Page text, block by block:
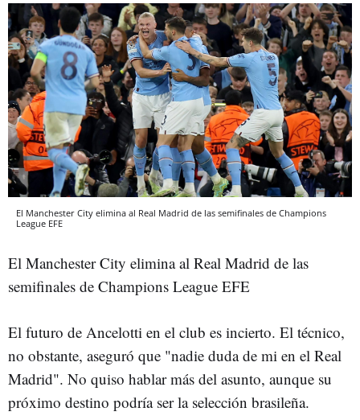
El Manchester City elimina al Real Madrid de las semifinales de Champions
League EFE
El Manchester City elimina al Real Madrid de las
semifinales de Champions League EFE
El futuro de Ancelotti en el club es incierto. El técnico,
no obstante, aseguró que "nadie duda de mi en el Real
Madrid". No quiso hablar más del asunto, aunque su
próximo destino podría ser la selección brasileña.